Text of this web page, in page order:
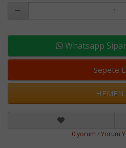
Whatsapp
Sepete
HEMEN
0 yorum /Yorum